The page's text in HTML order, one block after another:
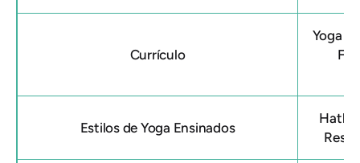
Currículo
Yoga
Estilos de Yoga Ensinados
Hatha